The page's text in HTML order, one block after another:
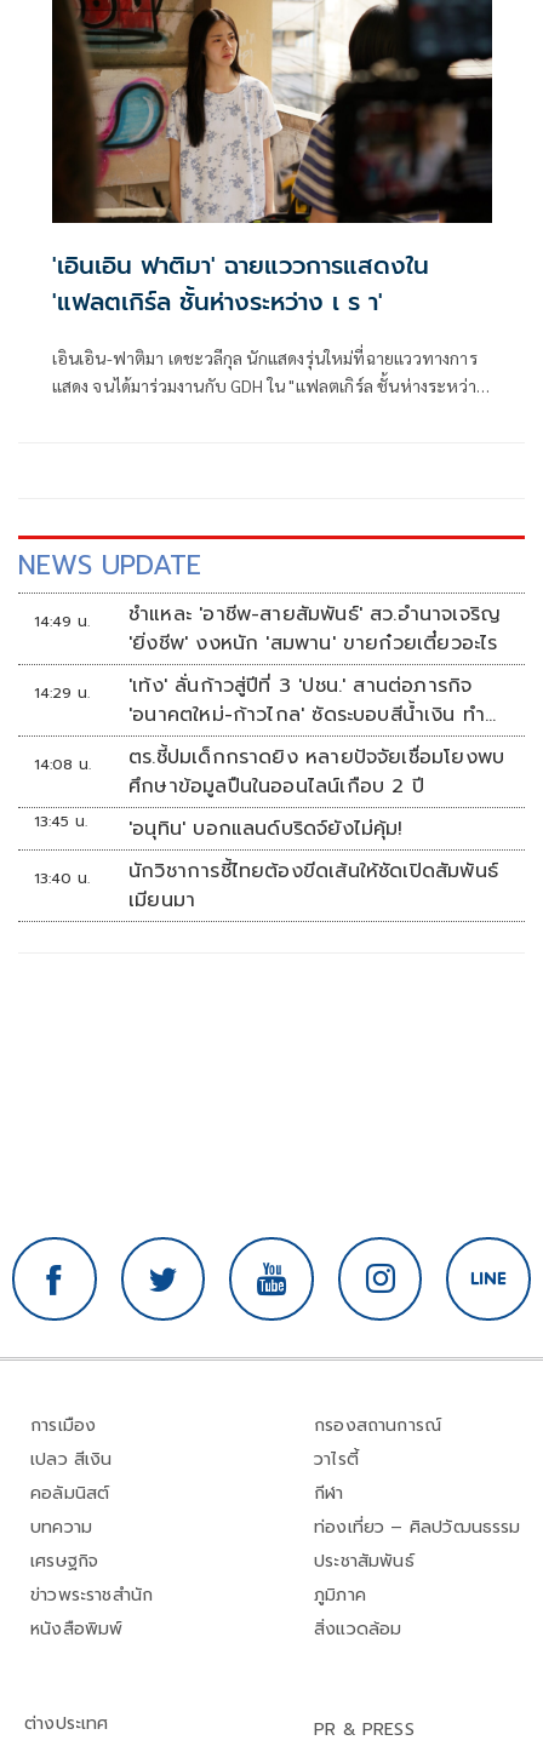
'เอินเอิน ฟาติมา' ฉายแววการแสดงใน
'แฟลตเกิร์ล ชั้นห่างระหว่าง เ ร า'
เอินเอิน-ฟาติมา เดชะวลีกุล นักแสดงรุ่นใหม่ที่ฉายแววทางการ
แสดง จนได้มาร่วมงานกับ GDH ใน "แฟลตเกิร์ล ชั้นห่างระหว่าง
NEWS UPDATE
14:49 น.
ชำแหละ 'อาชีพ-สายสัมพันธ์' สว.อำนาจเจริญ
'ยิ่งชีพ' งงหนัก 'สมพาน' ขายก๋วยเตี๋ยวอะไร
14:29 น.
'เท้ง' ลั่นก้าวสู่ปีที่ 3 'ปชน.' สานต่อภารกิจ
'อนาคตใหม่-ก้าวไกล' ซัดระบอบสีน้ำเงิน ทำ
หลักนิติรัฐ-นิติธรรมสั่นคลอน
14:08 น.
ตร.ชี้ปมเด็กกราดยิง หลายปัจจัยเชื่อมโยงพบ
ศึกษาข้อมูลปืนในออนไลน์เกือบ 2 ปี
13:45 น. 'อนุทิน' บอกแลนด์บริดจ์ยังไม่คุ้ม!
13:40 น.
นักวิชาการชี้ไทยต้องขีดเส้นให้ชัดเปิดสัมพันธ์
เมียนมา
การเมือง
เปลว สีเงิน
คอลัมนิสต์
บทความ
เศรษฐกิจ
ข่าวพระราชสำนัก
หนังสือพิมพ์
กรองสถานการณ์
วาไรตี้
กีฬา
ท่องเที่ยว – ศิลปวัฒนธรรม
ประชาสัมพันธ์
ภูมิภาค
สิ่งแวดล้อม
ต่างประเทศ
PR & PRESS